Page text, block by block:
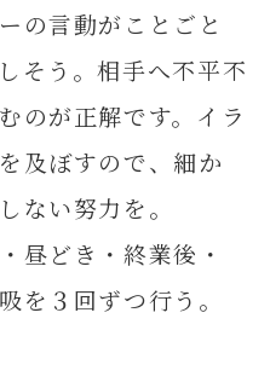
の言動がことごと
そう。相手へ不平不
のが正解です。イラ
及ぼすので、細か
ない努力を。
昼どき・終業後・
を３回ずつ行う。